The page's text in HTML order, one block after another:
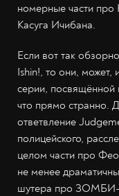
номерные части про
Касуга Ичибана.
Если вот так
Ishin!, то они, может,
серии, посвящённой
что прямо странно.
ответвление
полицейского,
целом части про
не менее
шутера про